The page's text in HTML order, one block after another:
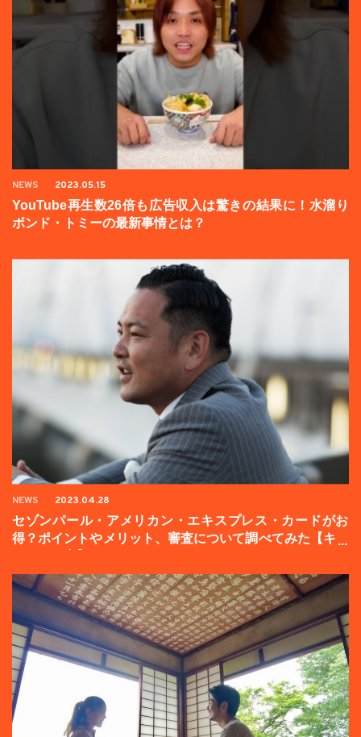
NEWS 2023.05.15
YouTube再生数26倍も広告収入は驚きの結果に！水溜り
ボンド・トミーの最新事情とは？
NEWS 2023.04.28
セゾンパール・アメリカン・エキスプレス・カードがお
得？ポイントやメリット、審査について調べてみた【キャ